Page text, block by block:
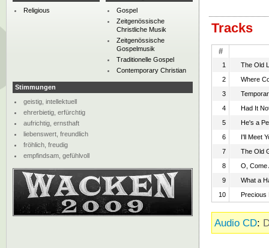
Tracks
#
1
The Old
2
Where
3
4
Had It
5
He's a
6
I'll Meet
7
The Old
8
O, Come
9
What a
10
Precious
Audio CD:
Religious
Gospel
Zeitgenössische
Christliche Musik
Zeitgenössische
Gospelmusik
Traditionelle Gospel
Contemporary Christian
Stimmungen
geistig, intellektuell
ehrerbietig, erfürchtig
aufrichtig, ernsthaft
liebenswert, freundlich
fröhlich, freudig
empfindsam, gefühlvoll